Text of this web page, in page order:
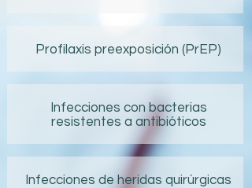
Profilaxis preexposición (PrEP)
Infecciones con bacterias
resistentes a antibióticos
Infecciones de heridas quirúrgicas